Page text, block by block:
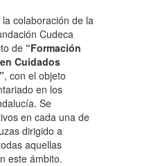
colaboración de la
Cudeca
de “Formación
Cuidados
, con el objeto
en los
Se
en cada una de
dirigido a
aquellas
este ámbito.